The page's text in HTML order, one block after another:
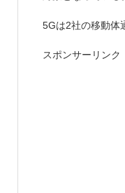
5Gは2社の移動体
スポンサーリンク